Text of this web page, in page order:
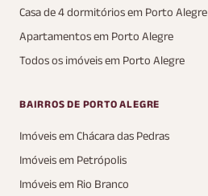
Casa de 4 dormitórios em Porto Alegre
Apartamentos em Porto Alegre
Todos os imóveis em Porto Alegre
BAIRROS DE PORTO ALEGRE
Imóveis em Chácara das Pedras
Imóveis em Petrópolis
Imóveis em Rio Branco